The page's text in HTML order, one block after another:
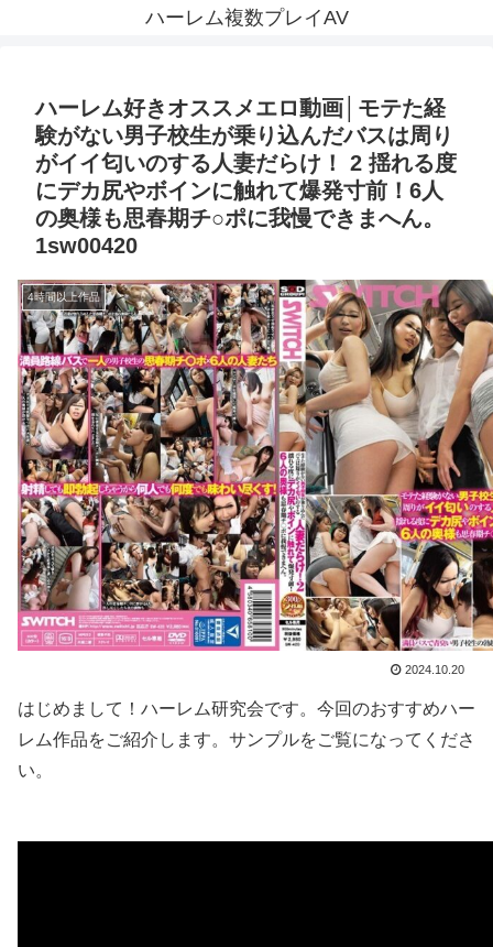
ハーレム複数プレイAV
ハーレム好きオススメエロ動画│モテた経
験がない男子校生が乗り込んだバスは周り
がイイ匂いのする人妻だらけ！ 2 揺れる度
にデカ尻やボインに触れて爆発寸前！6人
の奥様も思春期チ○ポに我慢できまへん。
1sw00420
4時間以上作品
2024.10.20
はじめまして！ハーレム研究会です。今回のおすすめハー
レム作品をご紹介します。サンプルをご覧になってくださ
い。